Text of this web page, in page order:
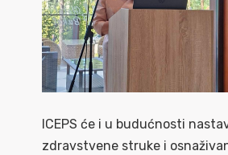
ICEPS će i u budućnosti
zdravstvene struke i